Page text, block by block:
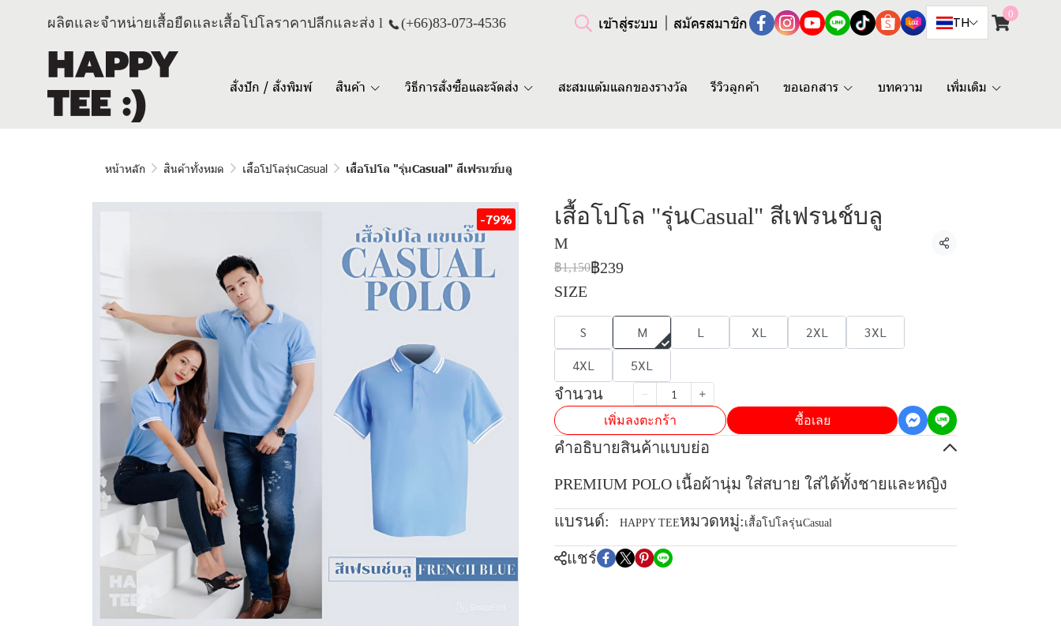
ผลิตและจำหน่ายเสื้อยืดและเสื้อโปโลราคาปลีกและส่ง l (+66)83-073-4536 เข้าสู่ระบบ สมัครสมาชิก TH
0
สั่งปัก / สั่งพิมพ์ สินค้า วิธีการสั่งซื้อและจัดส่ง สะสมแต้มแลกของรางวัล รีวิวลูกค้า ขอเอกสาร บทความ เพิ่มเติม
หน้าหลัก สินค้าทั้งหมด เสื้อโปโลรุ่นCasual เสื้อโปโล "รุ่นCasual" สีเฟรนช์บลู
-79% เสื้อโปโล "รุ่นCasual" สีเฟรนช์บลู
M
แชร์
฿1,150฿239
SIZE
S M L XL 2XL
3XL
4XL
5XL
จำนวน
เพิ่มลงตะกร้า ซื้อเลย
คำอธิบายสินค้าแบบย่อ
PREMIUM POLO เนื้อผ้านุ่ม ใส่สบาย ใส่ได้ทั้งชายและหญิง
แบรนด์: HAPPY TEEหมวดหมู่: เสื้อโปโลรุ่นCasual
แชร์